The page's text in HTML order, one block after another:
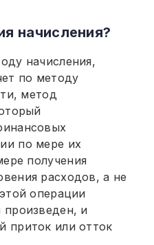
начисления?
начисления,
по методу
метод
по мере их
получения
расходов, а не
операции
произведен, и
приток или отток